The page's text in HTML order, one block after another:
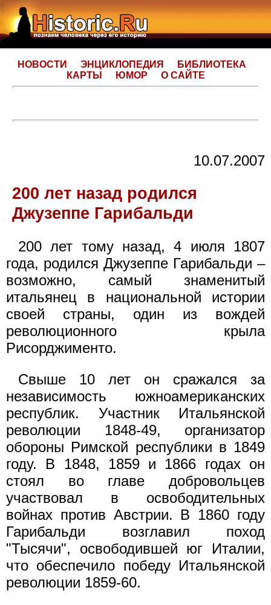
НОВОСТИ ЭНЦИКЛОПЕДИЯ
БИБЛИОТЕКА
КАРТЫ
ЮМОР О САЙТЕ
10.07.2007
200 лет назад родился
Джузеппе Гарибальди
200 лет тому назад, 4 июля 1807
года, родился Джузеппе Гарибальди –
возможно, самый знаменитый
итальянец в национальной истории
своей страны, один из вождей
революционного крыла
Рисорджименто.
Свыше 10 лет он сражался за
независимость южноамериканских
республик. Участник Итальянской
революции 1848-49, организатор
обороны Римской республики в 1849
году. В 1848, 1859 и 1866 годах он
стоял во главе добровольцев
участвовал в освободительных
войнах против Австрии. В 1860 году
Гарибальди возглавил поход
"Тысячи", освободившей юг Италии,
что обеспечило победу Итальянской
революции 1859-60.